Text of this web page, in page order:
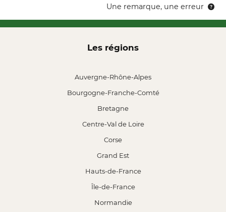
Une remarque, une erreur
Les régions
Auvergne-Rhône-Alpes
Bourgogne-Franche-Comté
Bretagne
Centre-Val de Loire
Corse
Grand Est
Hauts-de-France
Île-de-France
Normandie